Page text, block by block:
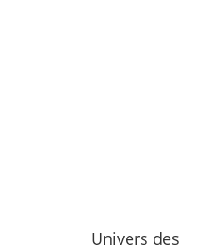
Univers des